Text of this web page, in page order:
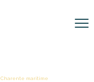
Charente maritime